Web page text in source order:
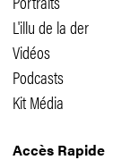
L'illu de la der
Vidéos
Podcasts
Kit Média
Accès Rapide